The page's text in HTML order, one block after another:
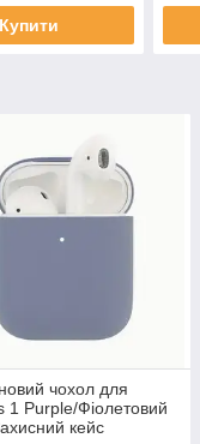
Купити
чохол для
1 Purple/Фіолетовий
кейс